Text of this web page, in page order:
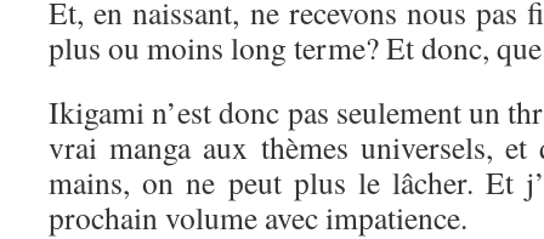
Et, en naissant, ne recevons nous pas
plus ou moins long terme? Et donc,
Ikigami n’est donc pas seulement un
vrai manga aux thèmes universels,
mains, on ne peut plus le lâcher. Et
prochain volume avec impatience.